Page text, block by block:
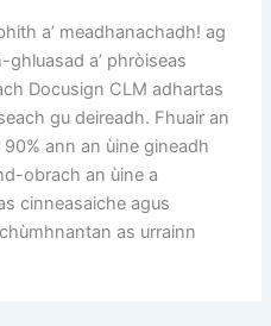
a’ meadhanachadh! ag
a’ phròiseas
Docusign CLM adhartas
gu deireadh. Fhuair an
ann an ùine gineadh
obrach an ùine a
cinneasaiche agus
as urrainn